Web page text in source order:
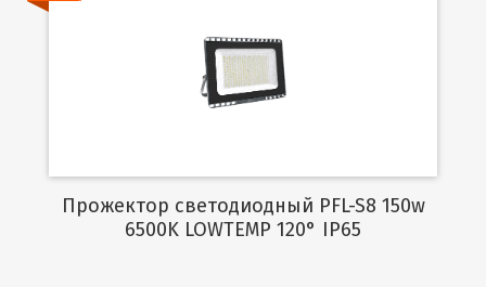
Подробнее
Прожектор светодиодный PFL-S8 150w
6500K LOWTEMP 120° IP65